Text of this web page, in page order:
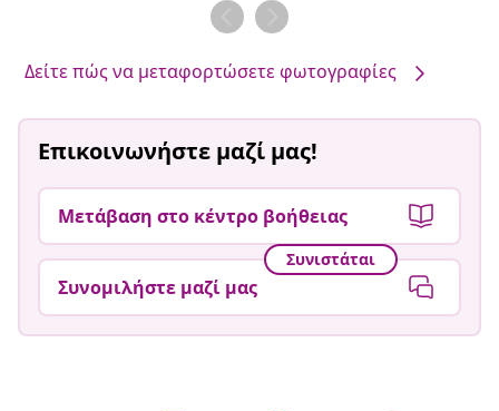
δημοσιεύθηκε
από
Δείτε πώς να μεταφορτώσετε φωτογραφίες
Επικοινωνήστε μαζί μας!
Μετάβαση στο κέντρο βοήθειας
Συνιστάται
Συνομιλήστε μαζί μας